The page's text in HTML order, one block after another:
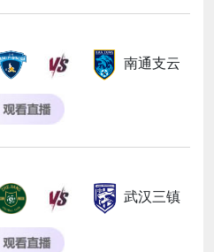
南通支云
武汉三镇